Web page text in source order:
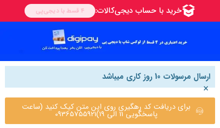
ارسال مرسولات 10 روز کاری میباشد
×
برای دریافت کد رهگیری روی این متن کیک کنید (ساعت
پاسخگویی 11 الی 19)09365755921